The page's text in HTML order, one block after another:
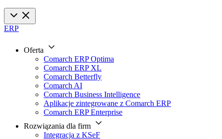
ERP
Oferta
Comarch ERP Optima
Comarch ERP XL
Comarch Betterfly
Comarch AI
Comarch Business Intelligence
Aplikacje zintegrowane z Comarch ERP
Comarch ERP Enterprise
Rozwiązania dla firm
Integracja z KSeF